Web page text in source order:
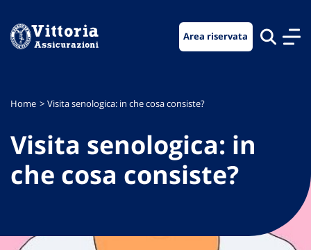
menu
contenuto
footer
Area riservata
Home Visita senologica: in che cosa consiste?
Visita senologica: in
che cosa consiste?